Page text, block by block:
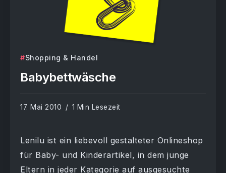
Shopping & Handel
Babybettwäsche
17. Mai 2010 1 Min Lesezeit
Lenilu ist ein liebevoll gestalteter Onlineshop
für Baby- und Kinderartikel, in dem junge
Eltern in jeder Kategorie auf ausgesuchte